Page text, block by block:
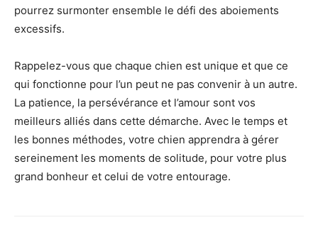
pourrez surmonter ensemble le défi des aboiements
excessifs.
Rappelez-vous que chaque chien est unique et que ce
qui fonctionne pour l’un peut ne pas convenir à un autre.
La patience, la persévérance et l’amour sont vos
meilleurs alliés dans cette démarche. Avec le temps et
les bonnes méthodes, votre chien apprendra à gérer
sereinement les moments de solitude, pour votre plus
grand bonheur et celui de votre entourage.